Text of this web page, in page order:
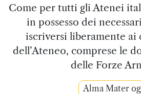
Come per tutti gli Atenei
in possesso dei
iscriversi liberamente ai
dell’Ateneo, comprese le
delle Forze
Alma Mater